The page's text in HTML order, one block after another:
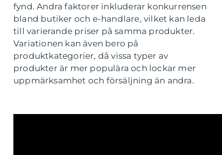
fynd. Andra faktorer inkluderar konkurrensen
bland butiker och e-handlare, vilket kan leda
till varierande priser på samma produkter.
Variationen kan även bero på
produktkategorier, då vissa typer av
produkter är mer populära och lockar mer
uppmärksamhet och försäljning än andra.